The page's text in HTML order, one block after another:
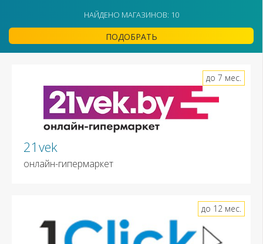
НАЙДЕНО МАГАЗИНОВ: 10
ПОДОБРАТЬ
21vek
онлайн-гипермаркет
до 7 мес.
до 12 мес.